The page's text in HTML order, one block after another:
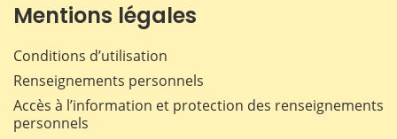
Mentions légales
Conditions d’utilisation
Renseignements personnels
Accès à l’information et protection des renseignements
personnels